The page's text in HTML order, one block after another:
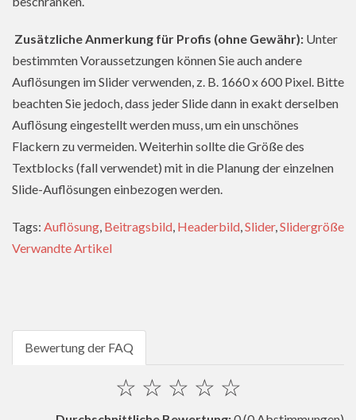
Zusätzliche Anmerkung für Profis (ohne Gewähr): Unter
bestimmten Voraussetzungen können Sie auch andere
Auflösungen im Slider verwenden, z. B. 1660 x 600 Pixel. Bitte
beachten Sie jedoch, dass jeder Slide dann in exakt derselben
Auflösung eingestellt werden muss, um ein unschönes
Flackern zu vermeiden. Weiterhin sollte die Größe des
Textblocks (fall verwendet) mit in die Planung der einzelnen
Slide-Auflösungen einbezogen werden.
Tags: Auflösung, Beitragsbild, Headerbild,Slider,Slidergröße
Verwandte Artikel
Bewertung der FAQ
☆
☆
☆
☆
☆